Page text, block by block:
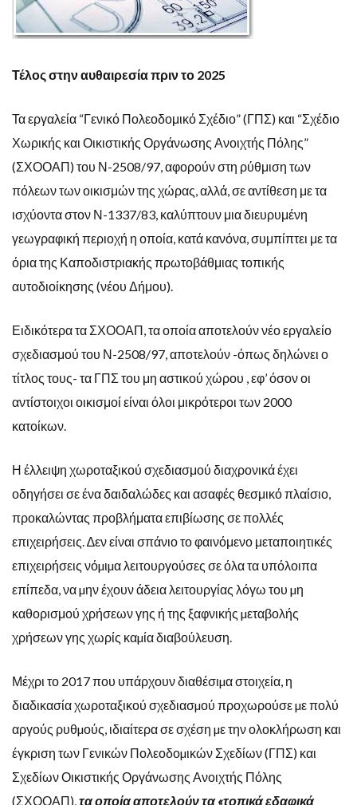
Τέλος στην αυθαιρεσία πριν το 2025
Τα εργαλεία “Γενικό Πολεοδομικό Σχέδιο” (ΓΠΣ) και “Σχέδιο
Χωρικής και Οικιστικής Οργάνωσης Ανοιχτής Πόλης”
(ΣΧΟΟΑΠ) του Ν-2508/97, αφορούν στη ρύθμιση των
πόλεων των οικισμών της χώρας, αλλά, σε αντίθεση με τα
ισχύοντα στον Ν-1337/83, καλύπτουν μια διευρυμένη
γεωγραφική περιοχή η οποία, κατά κανόνα, συμπίπτει με τα
όρια της Καποδιστριακής πρωτοβάθμιας τοπικής
αυτοδιοίκησης (νέου Δήμου).
Ειδικότερα τα ΣΧΟΟΑΠ, τα οποία αποτελούν νέο εργαλείο
σχεδιασμού του Ν-2508/97, αποτελούν -όπως δηλώνει ο
τίτλος τους- τα ΓΠΣ του μη αστικού χώρου , εφ’ όσον οι
αντίστοιχοι οικισμοί είναι όλοι μικρότεροι των 2000
κατοίκων.
Η έλλειψη χωροταξικού σχεδιασμού διαχρονικά έχει
οδηγήσει σε ένα δαιδαλώδες και ασαφές θεσμικό πλαίσιο,
προκαλώντας προβλήματα επιβίωσης σε πολλές
επιχειρήσεις. ∆εν είναι σπάνιο το φαινόμενο μεταποιητικές
επιχειρήσεις νόµιµα λειτουργούσες σε όλα τα υπόλοιπα
επίπεδα, να µην έχουν άδεια λειτουργίας λόγω του µη
καθορισμού χρήσεων γης ή της ξαφνικής µεταβολής
χρήσεων γης χωρίς καµία διαβούλευση.
Μέχρι το 2017 που υπάρχουν διαθέσιµα στοιχεία, η
διαδικασία χωροταξικού σχεδιασµού προχωρούσε µε πολύ
αργούς ρυθµούς, ιδιαίτερα σε σχέση µε την ολοκλήρωση και
έγκριση των Γενικών Πολεοδοµικών Σχεδίων (ΓΠΣ) και
Σχεδίων Οικιστικής Οργάνωσης Ανοιχτής Πόλης
(ΣΧΟΟΑΠ), τα οποία αποτελούν τα «τοπικά εδαφικά